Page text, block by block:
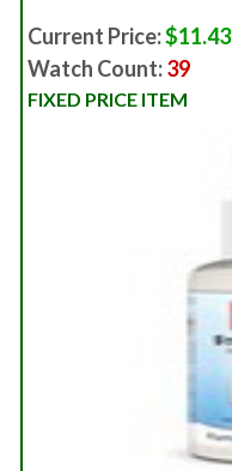
Current Price:
Watch Count:39
FIXED PRICE ITEM